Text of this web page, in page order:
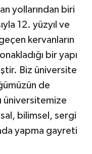
yollarından biri
12. yüzyıl ve
kervanların
bir yapı
Biz üniversite
de
üniversitemize
bilimsel, sergi
yapma gayreti